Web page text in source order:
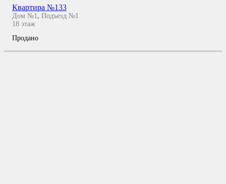
Квартира №133
Дом №1, Подъезд №1
18 этаж
Продано